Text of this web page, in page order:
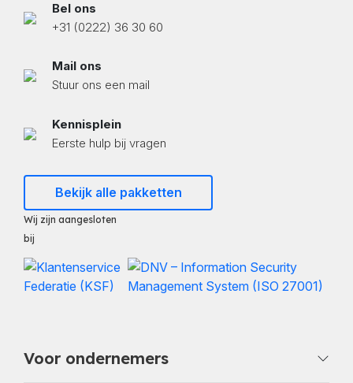
Bel ons
+31 (0222) 36 30 60
Mail ons
Stuur ons een mail
Kennisplein
Eerste hulp bij vragen
Bekijk alle pakketten
Wij zijn aangesloten
bij
Voor ondernemers